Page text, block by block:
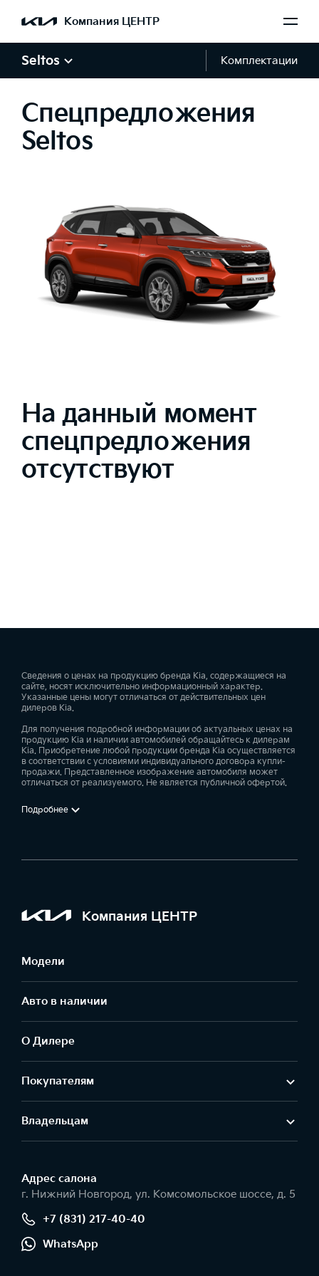
Компания ЦЕНТР
Seltos Комплектации
Спецпредложения
Seltos
На данный момент
спецпредложения
отсутствуют
Сведения о ценах на продукцию бренда Kia, содержащиеся на
сайте, носят исключительно информационный характер.
Указанные цены могут отличаться от действительных цен
дилеров Kia.
Для получения подробной информации об актуальных ценах на
продукцию Kia и наличии автомобилей обращайтесь к дилерам
Kia. Приобретение любой продукции бренда Kia осуществляется
в соответствии с условиями индивидуального договора купли-
продажи. Представленное изображение автомобиля может
отличаться от реализуемого. Не является публичной офертой.
Подробнее
Компания ЦЕНТР
Модели
Авто в наличии
О Дилере
Покупателям
Владельцам
Адрес салонa
г. Нижний Новгород, ул. Комсомольское шоссе, д. 5
+7 (831) 217-40-40
WhatsApp